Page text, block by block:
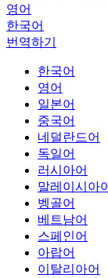
영어
한국어
번역하기
한국어
영어
일본어
중국어
네덜란드어
독일어
러시아어
말레이시아
벵골어
베트남어
스페인어
아랍어
이탈리아어